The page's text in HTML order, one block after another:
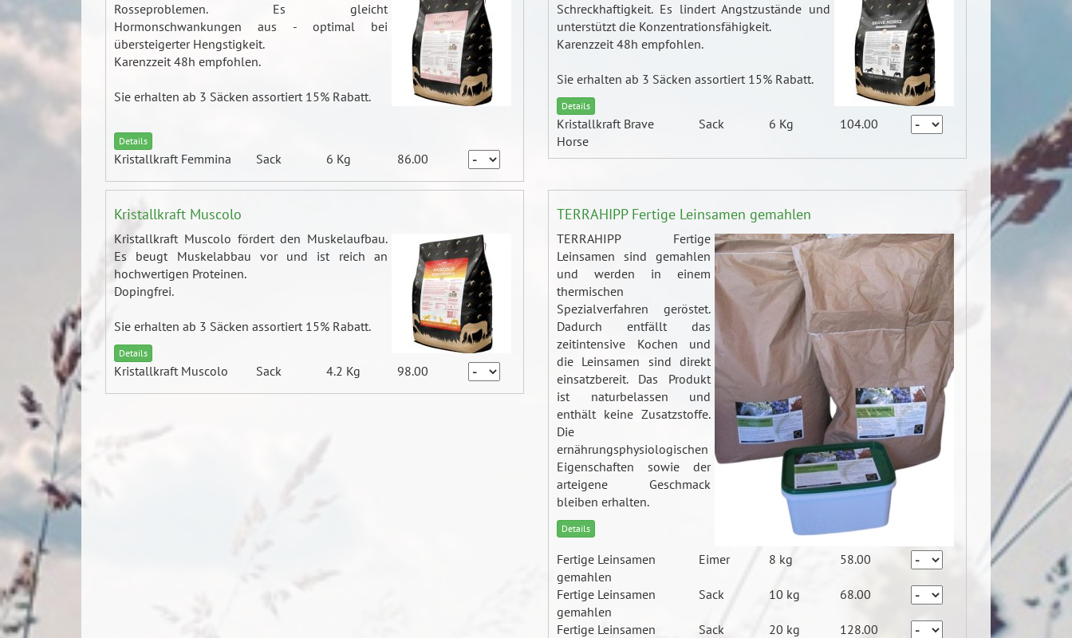
Rosseproblemen. Es gleicht
Hormonschwankungen aus - optimal bei
übersteigerter Hengstigkeit.
Karenzzeit 48h empfohlen.
Sie erhalten ab 3 Säcken assortiert 15% Rabatt.
Details
Kristallkraft Femmina Sack 6 Kg 86.00
Schreckhaftigkeit. Es lindert Angstzustände und
unterstützt die Konzentrationsfähigkeit.
Karenzzeit 48h empfohlen.
Sie erhalten ab 3 Säcken assortiert 15% Rabatt.
Details
Kristallkraft Brave
Horse
Sack 6 Kg 104.00
Kristallkraft Muscolo
Kristallkraft Muscolo fördert den Muskelaufbau.
Es beugt Muskelabbau vor und ist reich an
hochwertigen Proteinen.
Dopingfrei.
Sie erhalten ab 3 Säcken assortiert 15% Rabatt.
Details
Kristallkraft Muscolo Sack 4.2 Kg 98.00
TERRAHIPP Fertige Leinsamen gemahlen
TERRAHIPP Fertige
Leinsamen sind gemahlen
und werden in einem
thermischen
Spezialverfahren geröstet.
Dadurch entfällt das
zeitintensive Kochen und
die Leinsamen sind direkt
einsatzbereit. Das Produkt
ist naturbelassen und
enthält keine Zusatzstoffe.
Die
ernährungsphysiologischen
Eigenschaften sowie der
arteigene Geschmack
bleiben erhalten.
Details
Fertige Leinsamen
gemahlen
Eimer 8 kg 58.00
Fertige Leinsamen
gemahlen
Sack 10 kg 68.00
Fertige Leinsamen
Sack 20 kg 128.00